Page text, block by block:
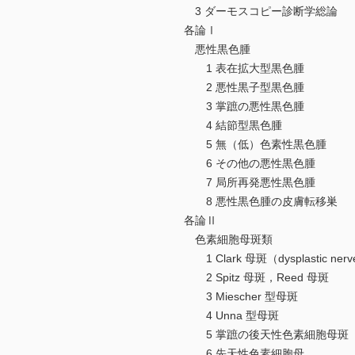
3 ダーモスコピー診断学総論
各論Ⅰ
悪性黒色腫
1 表在拡大型黒色腫
2 悪性黒子型黒色腫
3 掌蹠の悪性黒色腫
4 結節型黒色腫
5 無（低）色素性黒色腫
6 その他の悪性黒色腫
7 局所再発悪性黒色腫
8 悪性黒色腫の皮膚転移巣
各論Ⅱ
色素細胞母斑類
1 Clark 母斑（dysplastic
2 Spitz 母斑，Reed 母斑
3 Miescher 型母斑
4 Unna 型母斑
5 掌蹠の後天性色素細胞母斑